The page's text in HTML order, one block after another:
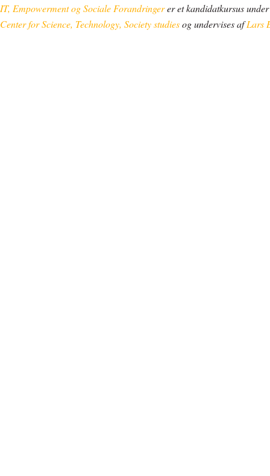
IT, Empowerment og Sociale Forandringerer et kandidatkursus
Center for Science, Technology, Society studiesog undervises afLars